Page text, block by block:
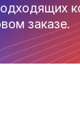
заказе.